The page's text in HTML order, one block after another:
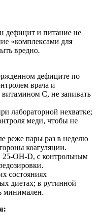
дефицит и питание не
«комплексами для
вредно.
дефиците по
врача и
C, не запивать
лабораторной нехватке;
меди, чтобы не
реже пары раз в неделю
коагуляции.
с контрольным
состояниях
диетах; в рутинной
минимален.